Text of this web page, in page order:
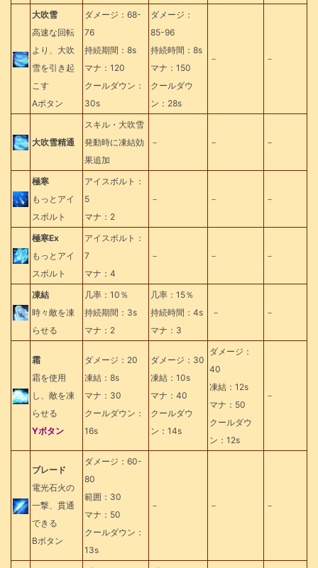
大吹雪
高速な回転
より、大吹
雪を引き起
こす
Aボタン
ダメージ：68-
76
持続期間：8s
マナ：120
クールダウン：
30s
ダメージ：
85-96
持続時間：8s
マナ：150
クールダウ
ン：28s
－ －
大吹雪精通
スキル・大吹雪
発動時に凍結効
果追加
－ － －
極寒
もっとアイ
スボルト
アイスボルト：
5
マナ：2
－ － －
極寒Ex
もっとアイ
スボルト
アイスボルト：
7
マナ：4
－ － －
凍結
時々敵を凍
らせる
几率：10％
持続期間：3s
マナ：2
几率：15％
持続時間：4s
マナ：3
－ －
霜
霜を使用
し、敵を凍
らせる
Yボタン
ダメージ：20
凍結：8s
マナ：30
クールダウン：
16s
ダメージ：30
凍結：10s
マナ：40
クールダウ
ン：14s
ダメージ：
40
凍結：12s
マナ：50
クールダウ
ン：12s
－
ブレード
電光石火の
一撃、貫通
できる
Bボタン
ダメージ：60-
80
範囲：30
マナ：50
クールダウン：
13s
－ － －